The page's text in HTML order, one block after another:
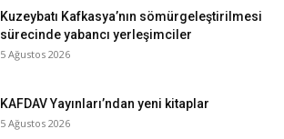
Kuzeybatı Kafkasya’nın sömürgeleştirilmesi
sürecinde yabancı yerleşimciler
5 Ağustos 2026
KAFDAV Yayınları’ndan yeni kitaplar
5 Ağustos 2026